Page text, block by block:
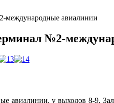
международные авиалинии
№2-
авиалинии, у выходов 8-9.